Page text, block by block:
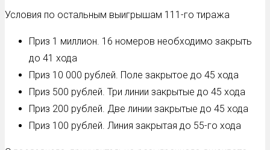
Условия по остальным выигрышам 111-го тиража
Приз 1 миллион. 16 номеров необходимо закрыть
до 41 хода
Приз 10 000 рублей. Поле закрытое до 45 хода
Приз 500 рублей. Три линии закрытые до 45 хода
Приз 200 рублей. Две линии закрытые до 45 хода
Приз 100 рублей. Линия закрытая до 55-го хода